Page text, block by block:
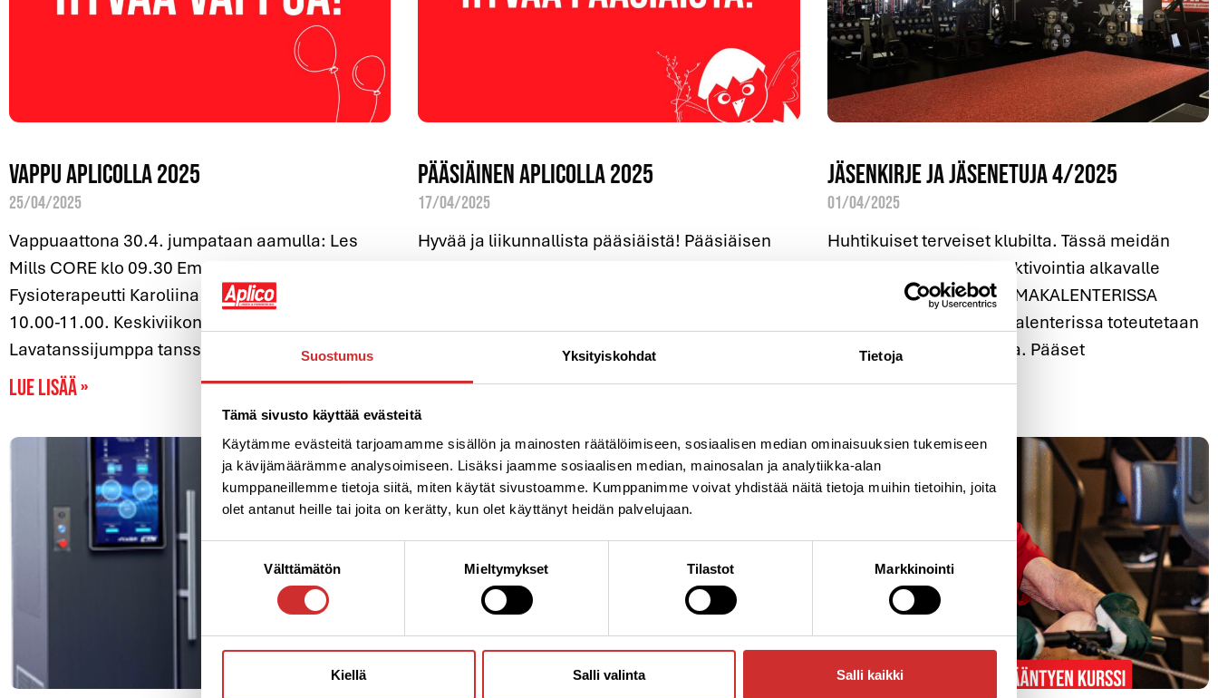
Suostumus Yksityiskohdat Tietoja
Tämä sivusto käyttää evästeitä
Käytämme evästeitä tarjoamamme sisällön ja mainosten räätälöimiseen, sosiaalisen median ominaisuuksien tukemiseen
ja kävijämäärämme analysoimiseen. Lisäksi jaamme sosiaalisen median, mainosalan ja analytiikka-alan
kumppaneillemme tietoja siitä, miten käytät sivustoamme. Kumppanimme voivat yhdistää näitä tietoja muihin tietoihin, joita
olet antanut heille tai joita on kerätty, kun olet käyttänyt heidän palvelujaan.
Välttämätön Mieltymykset Tilastot Markkinointi
Kiellä Salli valinta Salli kaikki
Vappu Aplicolla 2025
25/04/2025
Vappuaattona 30.4. jumpataan aamulla: Les
Mills CORE klo 09.30 Emman kanssa.
Fysioterapeutti Karoliina apunasi kuntosalilla
10.00-11.00. Keskiviikon LAVIS
Lavatanssijumppa tanssitaan
Lue lisää »
Pääsiäinen Aplicolla 2025
17/04/2025
Hyvää ja liikunnallista pääsiäistä! Pääsiäisen
jäsenemme liikkuvat 04:00-24:00
Lue lisää »
Jäsenkirje ja jäsenetuja 4/2025
01/04/2025
Huhtikuiset terveiset klubilta. Tässä meidän
joukkueen terveiset ja aktivointia alkavalle
kuukaudelle. TAPAHTUMAKALENTERISSA
TAPAHTUU Tapahtumakalenterissa toteutetaan
Aplicon jäsenten toiveita. Pääset
Lue lisää »